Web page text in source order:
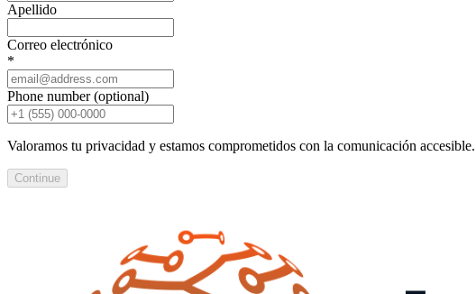
Apellido
Correo electrónico
*
Phone number (optional)
Valoramos tu privacidad y estamos comprometidos con la comunicación accesible.
Continue